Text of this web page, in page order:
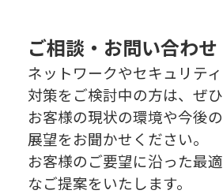
ご相談・お問い合わせ
ネットワークやセキュリティ
対策をご検討中の方は、ぜひ
お客様の現状の環境や今後の
展望をお聞かせください。
お客様のご要望に沿った最適
なご提案をいたします。